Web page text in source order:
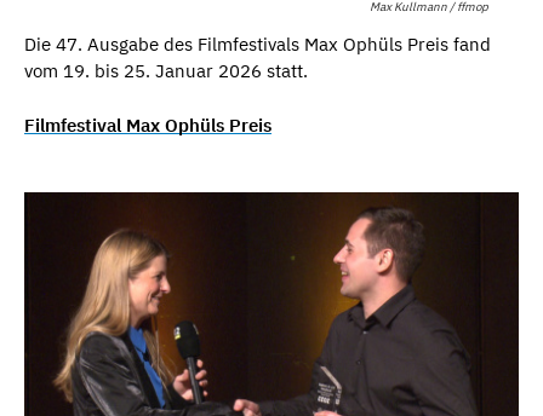
Max Kullmann / ffmop
Die 47. Ausgabe des Filmfestivals Max Ophüls Preis fand
vom 19. bis 25. Januar 2026 statt.
Filmfestival Max Ophüls Preis